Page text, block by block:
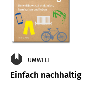
UMWELT
Einfach nachhaltig